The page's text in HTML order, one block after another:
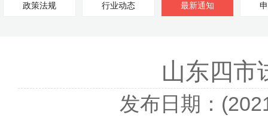
政策法规 行业动态 最新通知
山东四市
发布日期：